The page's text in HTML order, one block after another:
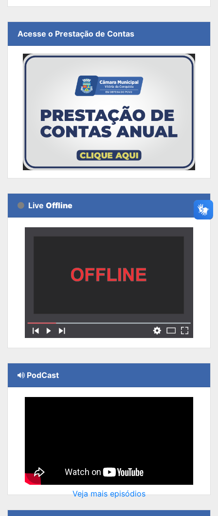
Acesse o Prestação de Contas
Live Offline
PodCast
Veja mais episódios